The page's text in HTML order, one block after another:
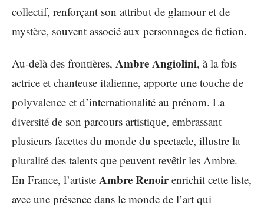
collectif, renforçant son attribut de glamour et de
mystère, souvent associé aux personnages de fiction.
Au-delà des frontières, Ambre Angiolini, à la fois
actrice et chanteuse italienne, apporte une touche de
polyvalence et d’internationalité au prénom. La
diversité de son parcours artistique, embrassant
plusieurs facettes du monde du spectacle, illustre la
pluralité des talents que peuvent revêtir les Ambre.
En France, l’artiste Ambre Renoirenrichit cette liste,
avec une présence dans le monde de l’art qui